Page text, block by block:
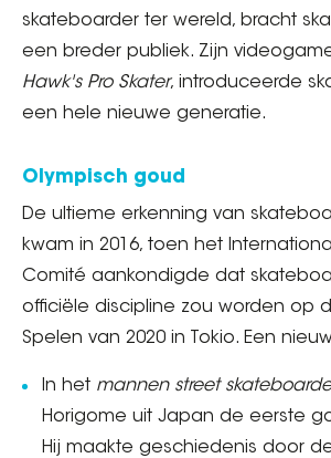
skateboarder ter wereld, bracht
een breder publiek. Zijn
Hawk's Pro Skater, introduceerde
een hele nieuwe generatie.
Olympisch goud
De ultieme erkenning van
kwam in 2016, toen het
Comité aankondigde dat
officiële discipline zou worden op
Spelen van 2020 in Tokio. Een
In het mannen street
Horigome uit Japan de eerste
Hij maakte geschiedenis door